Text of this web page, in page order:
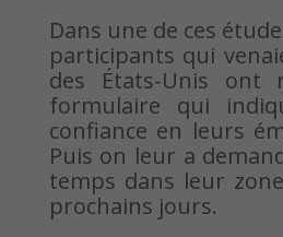
Dans une de ces
participants qui
des États-Unis ont
formulaire qui
confiance en leurs
Puis on leur a
temps dans leur
prochains jours.